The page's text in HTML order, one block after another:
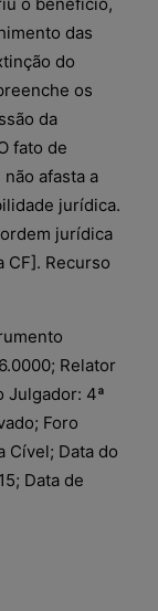
das
do
os
da
fato de
afasta a
jurídica.
jurídica
CF]. Recurso
Relator
Julgador: 4ª
Foro
Cível; Data do
Data de